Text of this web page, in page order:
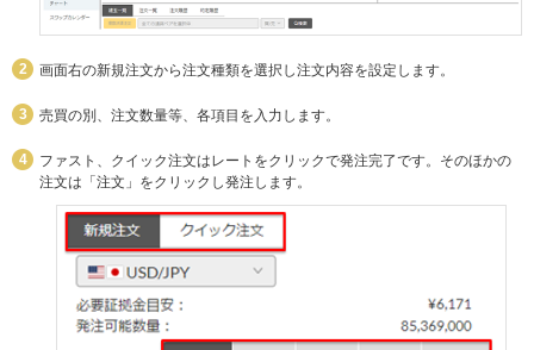
画面右の新規注文から注文種類を選択し注文内容を設定します。
売買の別、注文数量等、各項目を入力します。
ファスト、クイック注文はレートをクリックで発注完了です。そのほかの
注文は「注文」をクリックし発注します。